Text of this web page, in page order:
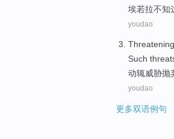
埃若拉不知
youdao
Such
动辄威胁抛
youdao
更多双语例句